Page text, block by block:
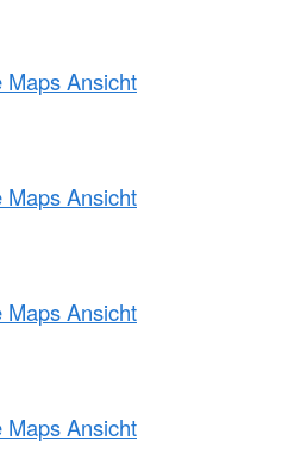
Maps Ansicht
Maps Ansicht
Maps Ansicht
Maps Ansicht